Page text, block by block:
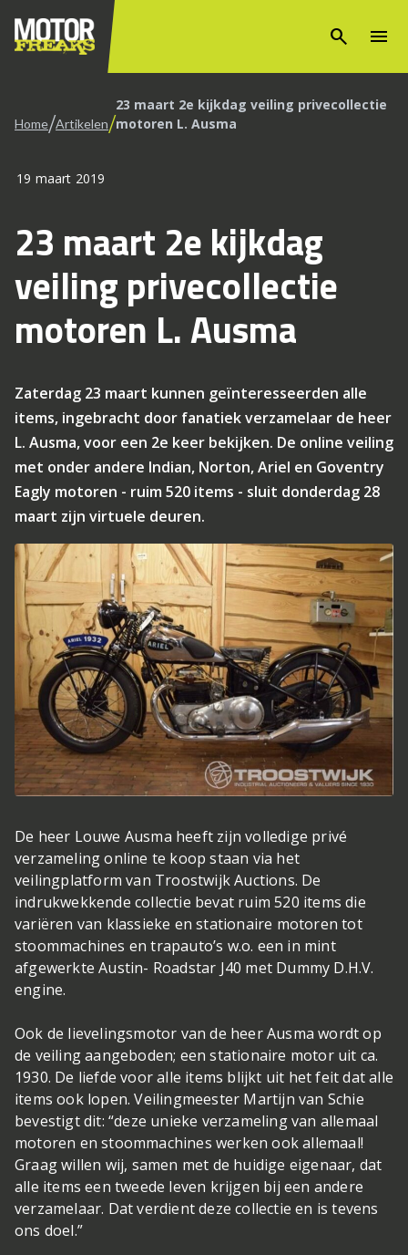
search menu
Home/Artikelen/23 maart 2e kijkdag veiling privecollectie
motoren L. Ausma
19 maart 2019
23 maart 2e kijkdag
veiling privecollectie
motoren L. Ausma
Zaterdag 23 maart kunnen geïnteresseerden alle
items, ingebracht door fanatiek verzamelaar de heer
L. Ausma, voor een 2e keer bekijken. De online veiling
met onder andere Indian, Norton, Ariel en Goventry
Eagly motoren - ruim 520 items - sluit donderdag 28
maart zijn virtuele deuren.
De heer Louwe Ausma heeft zijn volledige privé
verzameling online te koop staan via het
veilingplatform van Troostwijk Auctions. De
indrukwekkende collectie bevat ruim 520 items die
variëren van klassieke en stationaire motoren tot
stoommachines en trapauto’s w.o. een in mint
afgewerkte Austin- Roadstar J40 met Dummy D.H.V.
engine.
Ook de lievelingsmotor van de heer Ausma wordt op
de veiling aangeboden; een stationaire motor uit ca.
1930. De liefde voor alle items blijkt uit het feit dat alle
items ook lopen. Veilingmeester Martijn van Schie
bevestigt dit: “deze unieke verzameling van allemaal
motoren en stoommachines werken ook allemaal!
Graag willen wij, samen met de huidige eigenaar, dat
alle items een tweede leven krijgen bij een andere
verzamelaar. Dat verdient deze collectie en is tevens
ons doel.”